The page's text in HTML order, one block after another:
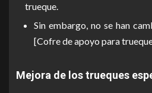
trueque.
Sin embargo, no se han
[Cofre de apoyo para
Mejora de los trueques